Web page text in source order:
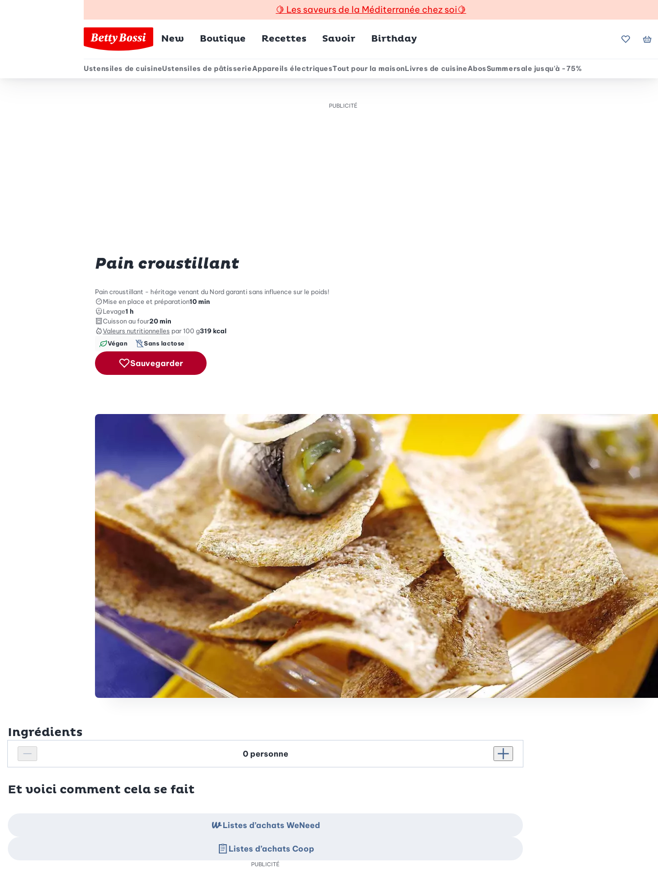
🍋 Les saveurs de la Méditerranée chez soi🍋
Menu principal
New Boutique Recettes Savoir Birthday Mes
Menu secondaire
Ustensiles de cuisineUstensiles de pâtisserieAppareils électriquesTout pour la maisonLivres de cuisineAbosSummersale jusqu'à -75%
PUBLICITÉ
Pain croustillant
Pain croustillant - héritage venant du Nord garanti sans influence sur le poids!
Mise en place et préparation10 min
Levage1 h
Cuisson au four20 min
Valeurs nutritionnelles par 100 g319 kcal
Végan Sans lactose
Sauvegarder
Ingrédients
Réduire le nombre de personnes
Personnes Augmenter le nombre de personnes
Et voici comment cela se fait
Listes d’achats WeNeed
Listes d’achats Coop
PUBLICITÉ